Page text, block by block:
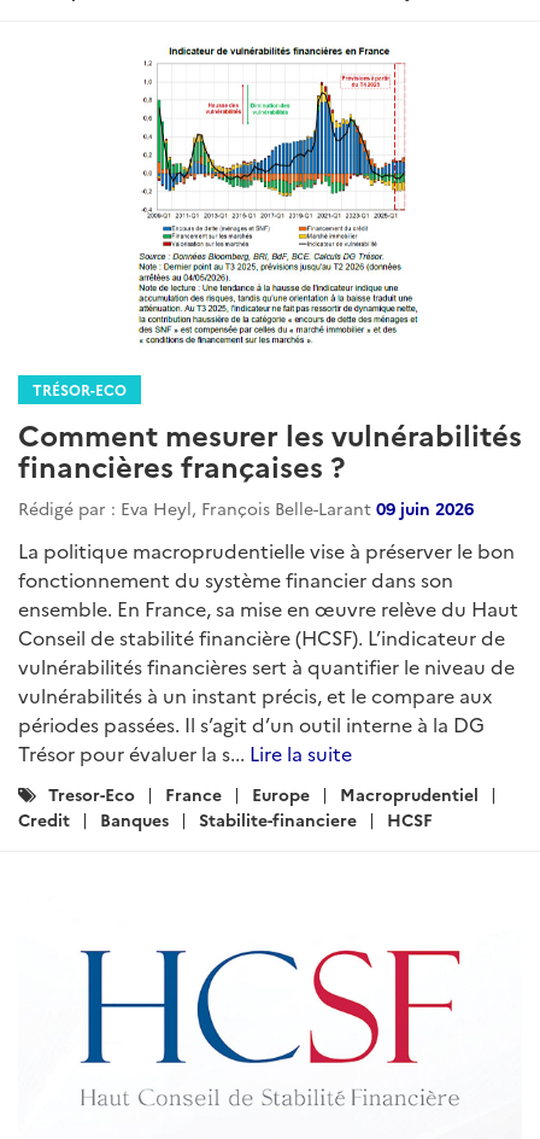
TRÉSOR-ECO
Comment mesurer les vulnérabilités
financières françaises ?
Rédigé par : Eva Heyl, François Belle-Larant 09 juin 2026
La politique macroprudentielle vise à préserver le bon
fonctionnement du système financier dans son
ensemble. En France, sa mise en œuvre relève du Haut
Conseil de stabilité financière (HCSF). L’indicateur de
vulnérabilités financières sert à quantifier le niveau de
vulnérabilités à un instant précis, et le compare aux
périodes passées. Il s’agit d’un outil interne à la DG
Trésor pour évaluer la s... Lire la suite
Catégories
:
Tresor-Eco France Europe
Macroprudentiel
Credit
Banques Stabilite-financiere HCSF